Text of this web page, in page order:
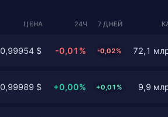
ЦЕНА 24Ч 7 ДНЕЙ
0,99954 $ -0,01% -0,02% 72,1
0,99989 $ +0,00% +0,01% 9,9